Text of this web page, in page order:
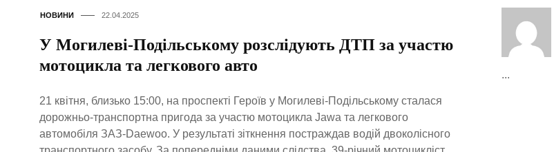
НОВИНИ 22.04.2025
У Могилеві-Подільському розслідують ДТП за участю
мотоцикла та легкового авто
21 квітня, близько 15:00, на проспекті Героїв у Могилеві-Подільському сталася
дорожньо-транспортна пригода за участю мотоцикла Jawa та легкового
автомобіля ЗАЗ-Daewoo. У результаті зіткнення постраждав водій двоколісного
...